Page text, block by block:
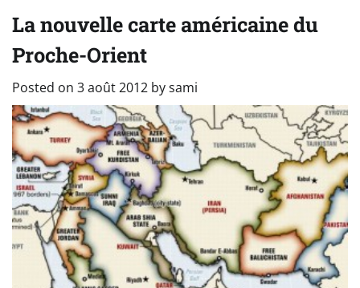
La nouvelle carte américaine du
Proche-Orient
Posted on 3 août 2012 bysami